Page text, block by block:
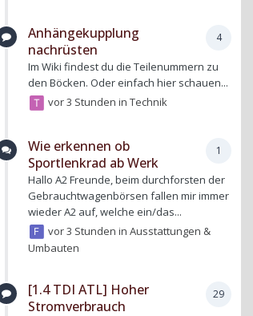
4
Anhängekupplung
nachrüsten
Im Wiki findest du die Teilenummern zu
den Böcken. Oder einfach hier schauen...
vor 3 Stunden inTechnik
1
Wie erkennen ob
Sportlenkrad ab Werk
Hallo A2 Freunde, beim durchforsten der
Gebrauchtwagenbörsen fallen mir immer
wieder A2 auf, welche ein/das...
vor 3 Stunden inAusstattungen &
Umbauten
29
[1.4 TDI ATL] Hoher
Stromverbrauch